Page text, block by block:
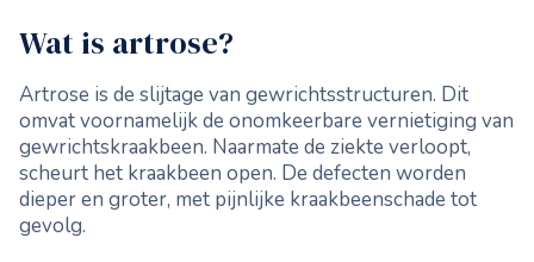
Wat is artrose?
Artrose is de slijtage van gewrichtsstructuren. Dit
omvat voornamelijk de onomkeerbare vernietiging van
gewrichtskraakbeen. Naarmate de ziekte verloopt,
scheurt het kraakbeen open. De defecten worden
dieper en groter, met pijnlijke kraakbeenschade tot
gevolg.